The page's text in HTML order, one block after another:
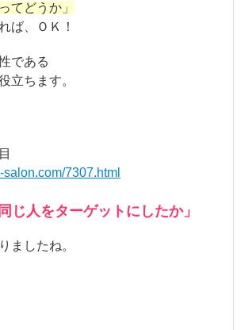
てどうか」
ば、ＯＫ！
である
立ちます。
7307.html
じ人をターゲットにしたか」
ましたね。